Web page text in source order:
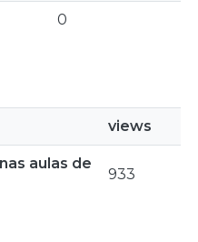
0
views
aulas de
933